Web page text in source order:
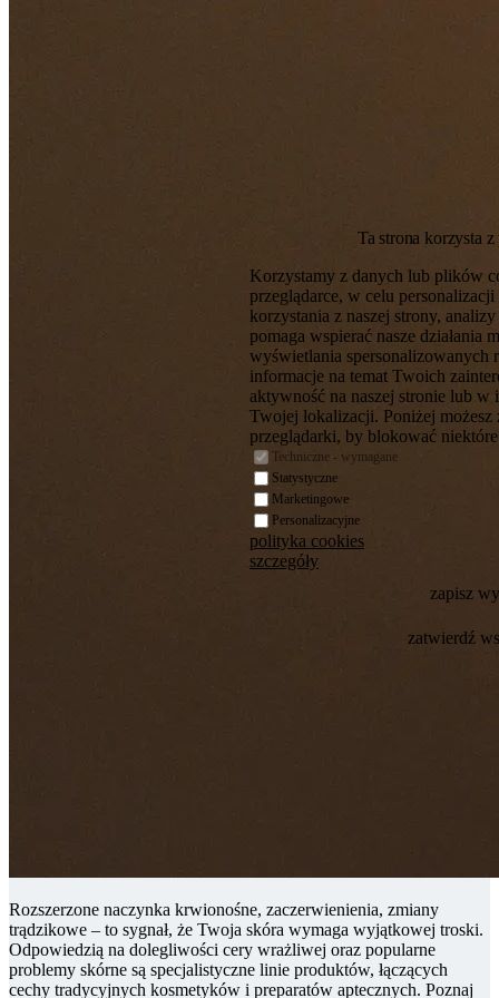
Rozszerzone naczynka krwionośne, zaczerwienienia, zmiany
trądzikowe – to sygnał, że Twoja skóra wymaga wyjątkowej troski.
Odpowiedzią na dolegliwości cery wrażliwej oraz popularne
problemy skórne są specjalistyczne linie produktów, łączących
cechy tradycyjnych kosmetyków i preparatów aptecznych. Poznaj
Ta strona korzysta
Korzystamy z danych lub plików
przeglądarce, w celu
korzystania z naszej strony,
pomaga wspierać nasze działania
wyświetlania spersonalizowanych
informacje na temat Twoich
aktywność na naszej stronie lub
Twojej lokalizacji. Poniżej możesz
przeglądarki, by blokować
Techniczne - wymagane
Statystyczne
Marketingowe
Personalizacyjne
polityka cookies
szczegóły
zapisz
zatwierdź